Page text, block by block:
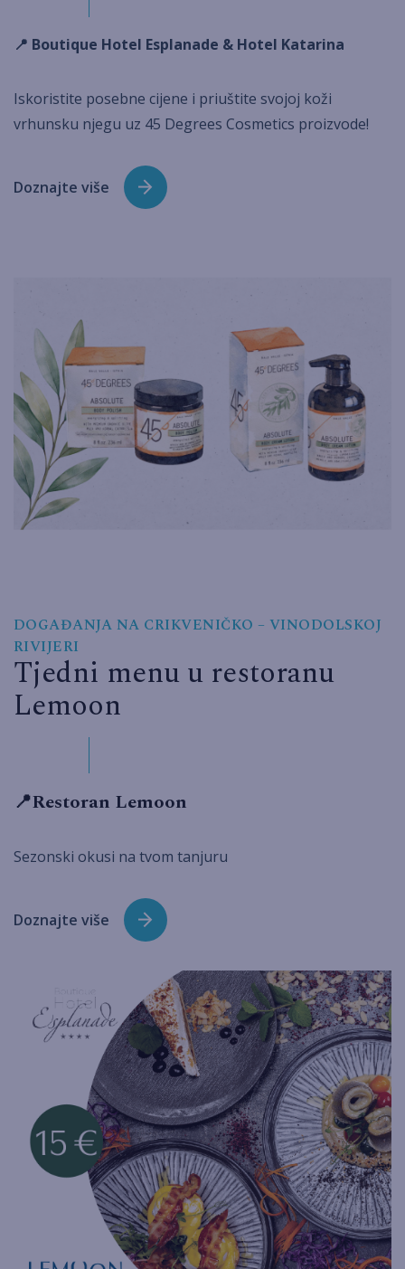
📍 Boutique Hotel Esplanade & Hotel Katarina
Iskoristite posebne cijene i priuštite svojoj koži
vrhunsku njegu uz 45 Degrees Cosmetics proizvode!
Doznajte više
DOGAĐANJA NA CRIKVENIČKO – VINODOLSKOJ
RIVIJERI
Tjedni menu u restoranu
Lemoon
📍Restoran Lemoon
Sezonski okusi na tvom tanjuru
Doznajte više